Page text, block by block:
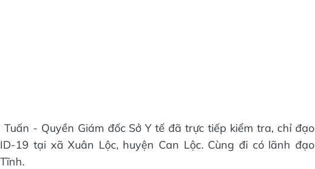
- Quyền Giám đốc Sở Y tế đã trực tiếp kiểm tra, chỉ đạo
19 tại xã Xuân Lộc, huyện Can Lộc. Cùng đi có lãnh đạo